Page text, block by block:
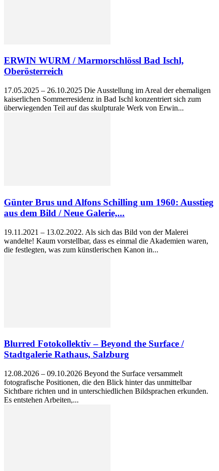
ERWIN WURM / Marmorschlössl Bad Ischl,
Oberösterreich
17.05.2025 – 26.10.2025 Die Ausstellung im Areal der ehemaligen
kaiserlichen Sommerresidenz in Bad Ischl konzentriert sich zum
überwiegenden Teil auf das skulpturale Werk von Erwin...
Günter Brus und Alfons Schilling um 1960: Ausstieg
aus dem Bild / Neue Galerie,...
19.11.2021 – 13.02.2022. Als sich das Bild von der Malerei
wandelte! Kaum vorstellbar, dass es einmal die Akademien waren,
die festlegten, was zum künstlerischen Kanon in...
Blurred Fotokollektiv – Beyond the Surface /
Stadtgalerie Rathaus, Salzburg
12.08.2026 – 09.10.2026 Beyond the Surface versammelt
fotografische Positionen, die den Blick hinter das unmittelbar
Sichtbare richten und in unterschiedlichen Bildsprachen erkunden.
Es entstehen Arbeiten,...